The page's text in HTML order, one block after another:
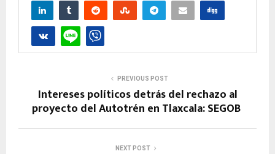
PREVIOUS POST
Intereses políticos detrás del rechazo al
proyecto del Autotrén en Tlaxcala: SEGOB
NEXT POST